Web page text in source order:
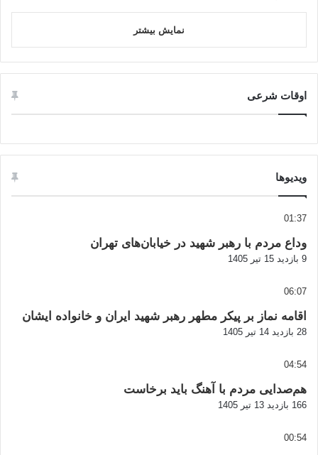
نمایش بیشتر
اوقات شرعی
ویدیوها
01:37
وداع مردم با رهبر شهید در خیابان‌های تهران
9 بازدید 15 تیر 1405
06:07
اقامه نماز بر پیکر مطهر رهبر شهید ایران و خانواده ایشان
28 بازدید 14 تیر 1405
04:54
هم‌صدایی مردم با آهنگ باید برخاست
166 بازدید 13 تیر 1405
00:54